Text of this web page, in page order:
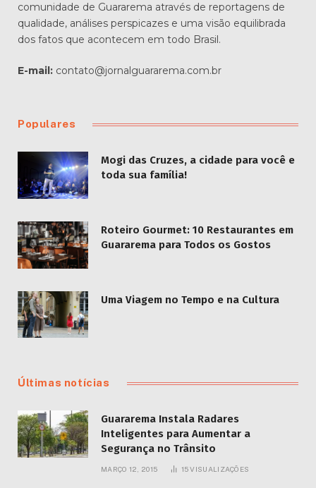
comunidade de Guararema através de reportagens de
qualidade, análises perspicazes e uma visão equilibrada
dos fatos que acontecem em todo Brasil.
E-mail: contato@jornalguararema.com.br
Populares
Mogi das Cruzes, a cidade para você e
toda sua família!
Roteiro Gourmet: 10 Restaurantes em
Guararema para Todos os Gostos
Uma Viagem no Tempo e na Cultura
Últimas notícias
Guararema Instala Radares
Inteligentes para Aumentar a
Segurança no Trânsito
MARÇO 12, 2015 15VISUALIZAÇÕES